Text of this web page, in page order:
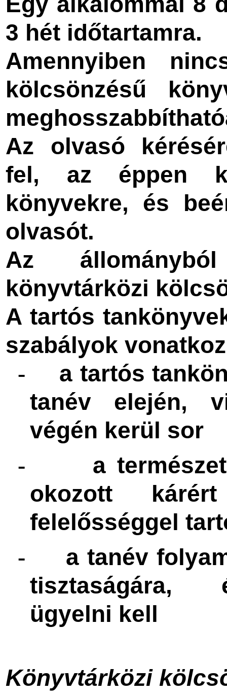
3 hét időtartamra.
Amennyiben
kölcsönzésű
Az olvasó
fel, az éppen
könyvekre, és
olvasót.
Az
könyvtárközi
A tartós
szabályok
-
a tartós
tanév elején,
végén kerül sor
-
a
okozott
felelősséggel
-
a tanév
tisztaságára,
ügyelni kell
Könyvtárközi